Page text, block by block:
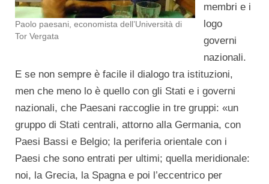
Paolo paesani, economista dell’Università di
Tor Vergata
membri e i
logo
governi
nazionali.
E se non sempre è facile il dialogo tra istituzioni,
men che meno lo è quello con gli Stati e i governi
nazionali, che Paesani raccoglie in tre gruppi: «un
gruppo di Stati centrali, attorno alla Germania, con
Paesi Bassi e Belgio; la periferia orientale con i
Paesi che sono entrati per ultimi; quella meridionale:
noi, la Grecia, la Spagna e poi l’eccentrico per